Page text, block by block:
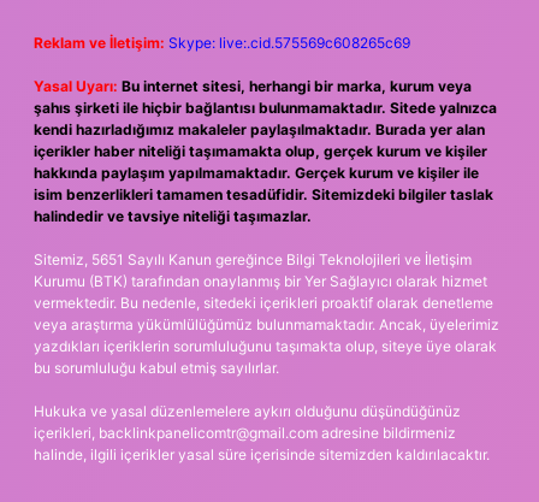
Reklam ve İletişim: Skype: live:.cid.575569c608265c69
Yasal Uyarı: Bu internet sitesi, herhangi bir marka, kurum veya
şahıs şirketi ile hiçbir bağlantısı bulunmamaktadır. Sitede yalnızca
kendi hazırladığımız makaleler paylaşılmaktadır. Burada yer alan
içerikler haber niteliği taşımamakta olup, gerçek kurum ve kişiler
hakkında paylaşım yapılmamaktadır. Gerçek kurum ve kişiler ile
isim benzerlikleri tamamen tesadüfidir. Sitemizdeki bilgiler taslak
halindedir ve tavsiye niteliği taşımazlar.
Sitemiz, 5651 Sayılı Kanun gereğince Bilgi Teknolojileri ve İletişim
Kurumu (BTK) tarafından onaylanmış bir Yer Sağlayıcı olarak hizmet
vermektedir. Bu nedenle, sitedeki içerikleri proaktif olarak denetleme
veya araştırma yükümlülüğümüz bulunmamaktadır. Ancak, üyelerimiz
yazdıkları içeriklerin sorumluluğunu taşımakta olup, siteye üye olarak
bu sorumluluğu kabul etmiş sayılırlar.
Hukuka ve yasal düzenlemelere aykırı olduğunu düşündüğünüz
içerikleri, backlinkpanelicomtr@gmail.com adresine bildirmeniz
halinde, ilgili içerikler yasal süre içerisinde sitemizden kaldırılacaktır.